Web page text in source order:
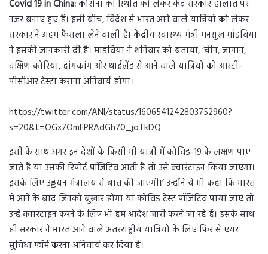
Covid 19 in China:कोरोना की स्थिति को लेकर केंद्र सरकार हालात पर
नजर बनाए हुए हैं। इसी बीच, विदेश से भारत आने वाले यात्रियों को लेकर
सरकार ने अहम फैसला लेने वाली है। केंद्रीय स्वास्थ्य मंत्री मनसुख मांडविया
ने इसकी जानकारी दी है। मांडविया ने शनिवार को बताया, ‘चीन, जापान,
दक्षिण कोरिया, हांगकांग और थाईलैंड से आने वाले यात्रियों को आरटी-
पीसीआर टेस्टा कराना अनिवार्य होगा।
https://twitter.com/ANI/status/1606541242803752960?
s=20&t=OGx7OmFPRAdGh70_joTkDQ
इसी के साथ अगर इन देशों के किसी भी यात्री में कोविड-19 के लक्षण पाए
जाते हैं या उसकी रिपोर्ट पॉजिटिव आती है तो उसे क्वारंटाइन किया जाएगा।
इसके लिए उड्डयन मंत्रालय से बात की जाएगी।’ उन्होंने ये भी कहा कि भारत
में आने के बाद जिनको बुखार होगा या कोविड टेस्ट पॉजिटिव पाया जाए तो
उन्हें क्वारंटाइन करने के लिए भी हम आदेश जारी करने जा रहे हैं। इसके साथ
ही सरकार ने भारत आने वाले अंतरराष्ट्रीय यात्रियों के लिए फिर से एयर
सुविधा फॉर्म करना अनिवार्य कर दिया है।